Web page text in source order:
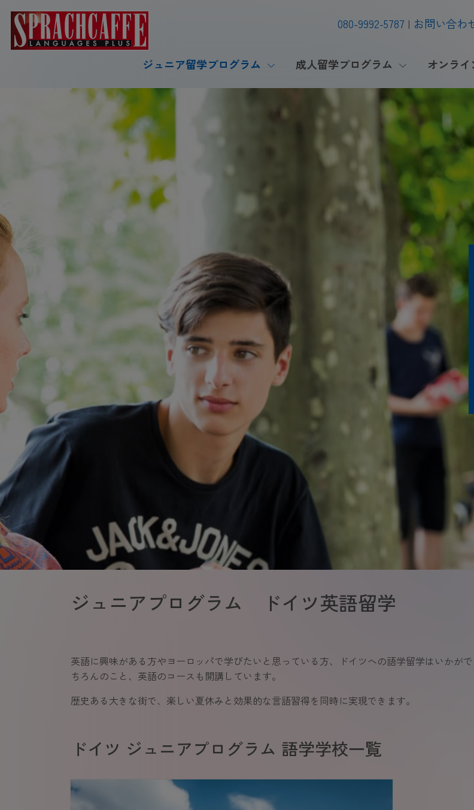
080-9992-5787 お問い合わ
ジュニア留学プログラム 成人留学プログラム オンラ
ジュニアプログラム ドイツ英語留学
英語に興味がある方やヨーロッパで学びたいと思っている方、ドイツへの語学留学はいかが
ちろんのこと、英語のコースも開講しています。
歴史ある大きな街で、楽しい夏休みと効果的な言語習得を同時に実現できます。
ドイツ ジュニアプログラム 語学学校一覧